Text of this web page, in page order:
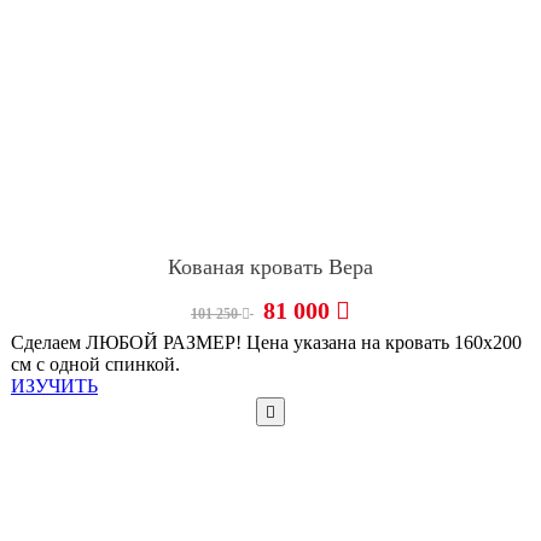
Кованая кровать Вера
101 250 81 000
Сделаем ЛЮБОЙ РАЗМЕР! Цена указана на кровать 160х200
см с одной спинкой.
ИЗУЧИТЬ